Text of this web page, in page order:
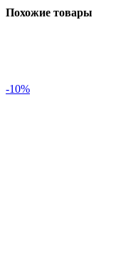
Похожие товары
-10%